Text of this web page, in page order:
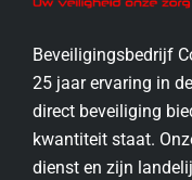
Beveiligingsbedrijf
25 jaar ervaring in
direct beveiliging
kwantiteit staat.
dienst en zijn